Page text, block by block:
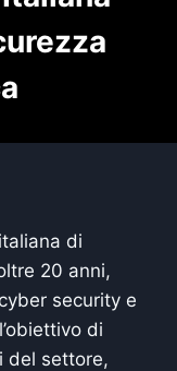
di
20 anni,
security e
di
del settore,